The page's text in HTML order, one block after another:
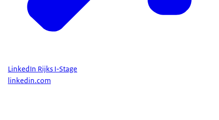
LinkedIn Rijks I-Stage
linkedin.com